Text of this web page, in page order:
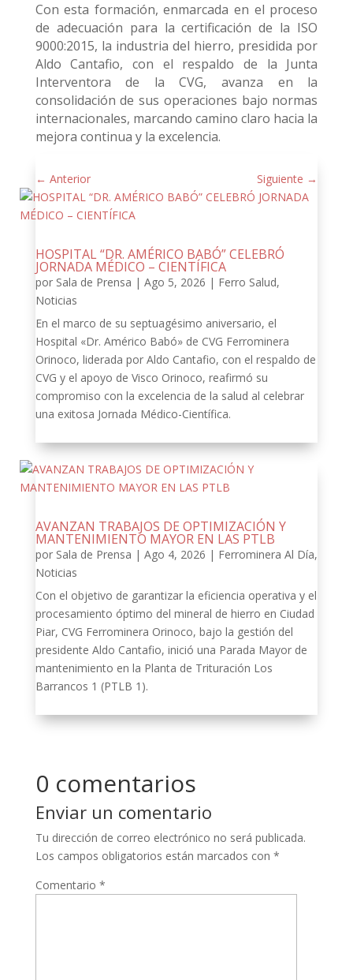
Con esta formación, enmarcada en el proceso
de adecuación para la certificación de la ISO
9000:2015, la industria del hierro, presidida por
Aldo Cantafio, con el respaldo de la Junta
Interventora de la CVG, avanza en la
consolidación de sus operaciones bajo normas
internacionales, marcando camino claro hacia la
mejora continua y la excelencia.
← Anterior Siguiente →
HOSPITAL “DR. AMÉRICO BABÓ” CELEBRÓ
JORNADA MÉDICO – CIENTÍFICA
por Sala de Prensa | Ago 5, 2026 | Ferro Salud,
Noticias
En el marco de su septuagésimo aniversario, el
Hospital «Dr. Américo Babó» de CVG Ferrominera
Orinoco, liderada por Aldo Cantafio, con el respaldo de
CVG y el apoyo de Visco Orinoco, reafirmó su
compromiso con la excelencia de la salud al celebrar
una exitosa Jornada Médico-Científica.
AVANZAN TRABAJOS DE OPTIMIZACIÓN Y
MANTENIMIENTO MAYOR EN LAS PTLB
por Sala de Prensa | Ago 4, 2026 | Ferrominera Al Día,
Noticias
Con el objetivo de garantizar la eficiencia operativa y el
procesamiento óptimo del mineral de hierro en Ciudad
Piar, CVG Ferrominera Orinoco, bajo la gestión del
presidente Aldo Cantafio, inició una Parada Mayor de
mantenimiento en la Planta de Trituración Los
Barrancos 1 (PTLB 1).
0 comentarios
Enviar un comentario
Tu dirección de correo electrónico no será publicada.
Los campos obligatorios están marcados con *
Comentario *